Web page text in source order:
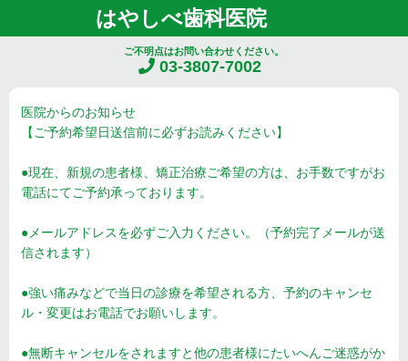
はやしべ歯科医院
ご不明点はお問い合わせください。
03-3807-7002
医院からのお知らせ
【ご予約希望日送信前に必ずお読みください】
●現在、新規の患者様、矯正治療ご希望の方は、お手数ですがお
電話にてご予約承っております。
●メールアドレスを必ずご入力ください。（予約完了メールが送
信されます）
●強い痛みなどで当日の診療を希望される方、予約のキャンセ
ル・変更はお電話でお願いします。
●無断キャンセルをされますと他の患者様にたいへんご迷惑がか